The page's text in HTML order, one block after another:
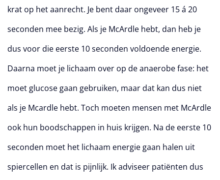
krat op het aanrecht. Je bent daar ongeveer 15 á 20
seconden mee bezig. Als je McArdle hebt, dan heb je
dus voor die eerste 10 seconden voldoende energie.
Daarna moet je lichaam over op de anaerobe fase: het
moet glucose gaan gebruiken, maar dat kan dus niet
als je Mcardle hebt. Toch moeten mensen met McArdle
ook hun boodschappen in huis krijgen. Na de eerste 10
seconden moet het lichaam energie gaan halen uit
spiercellen en dat is pijnlijk. Ik adviseer patiënten dus